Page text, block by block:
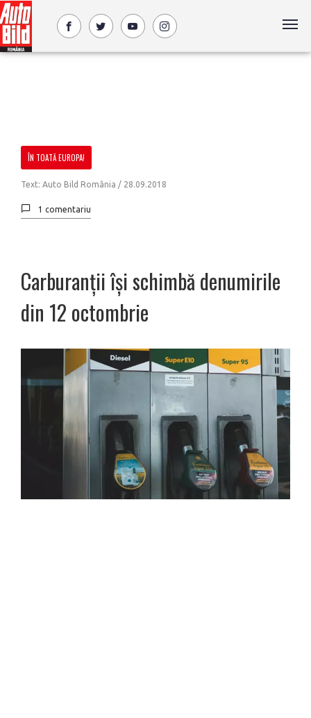
ÎN TOATĂ EUROPA!
Text: Auto Bild România / 28.09.2018
1 comentariu
Carburanții își schimbă denumirile
din 12 octombrie